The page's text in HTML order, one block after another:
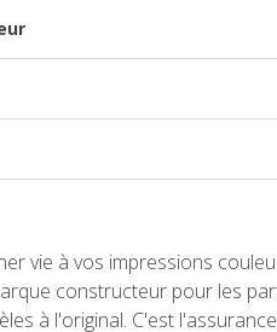
vie à vos impressions
constructeur pour les
à l'original. C'est